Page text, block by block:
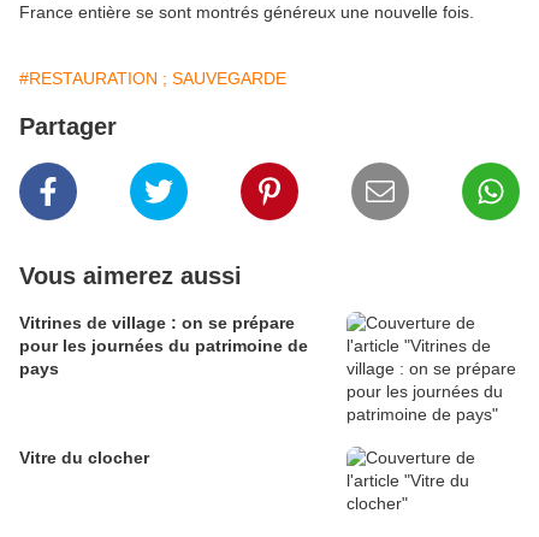
France entière se sont montrés généreux une nouvelle fois.
#RESTAURATION ; SAUVEGARDE
Partager
Vous aimerez aussi
Vitrines de village : on se prépare
pour les journées du patrimoine de
pays
Vitre du clocher